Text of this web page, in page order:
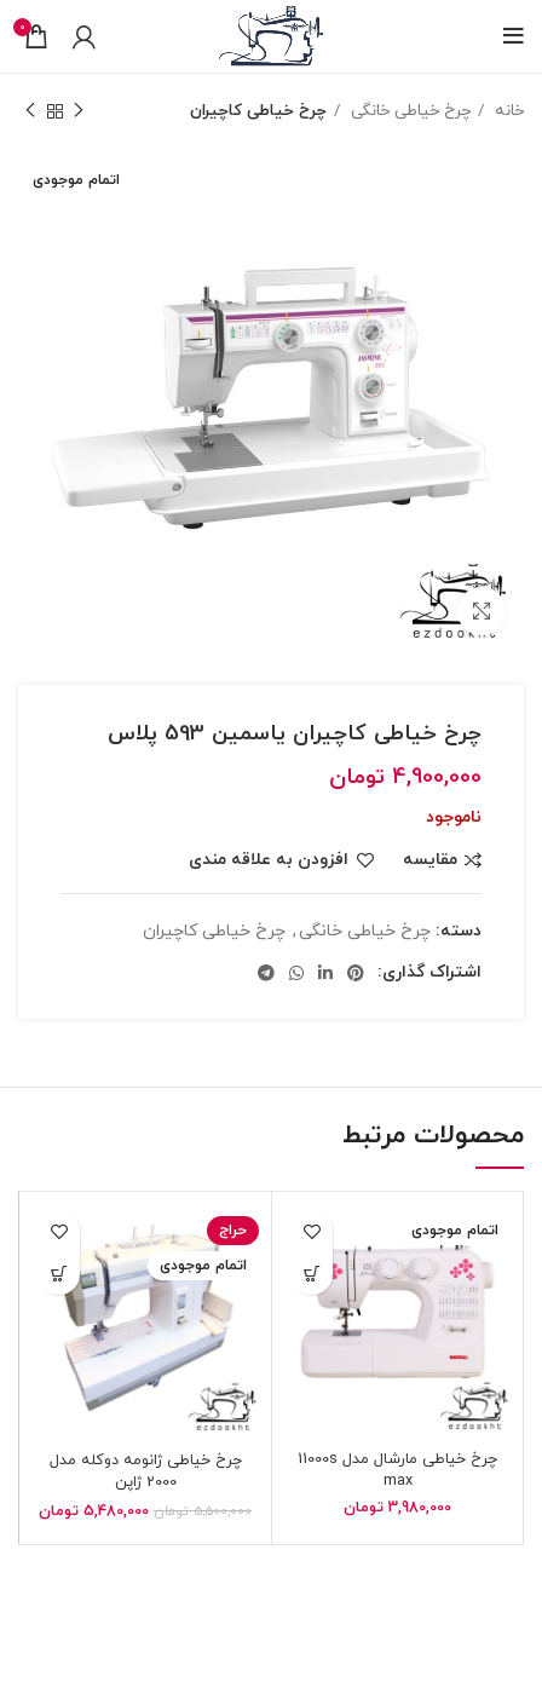
0
خانه چرخ خیاطی خانگی چرخ خیاطی کاچیران
اتمام موجودی
بزرگنمایی تصویر
چرخ خیاطی کاچیران یاسمین 593 پلاس
4,900,000 تومان
ناموجود
مقایسه
افزودن به علاقه مندی
دسته: چرخ خیاطی خانگی , چرخ خیاطی کاچیران
اشتراک گذاری:
محصولات مرتبط
اتمام موجودی
چرخ خیاطی مارشال مدل 11000s
max
3,980,000 تومان
حراج
اتمام موجودی
چرخ خیاطی ژانومه دوکله مدل
2000 ژاپن
5,500,000 تومان 5,480,000 تومان